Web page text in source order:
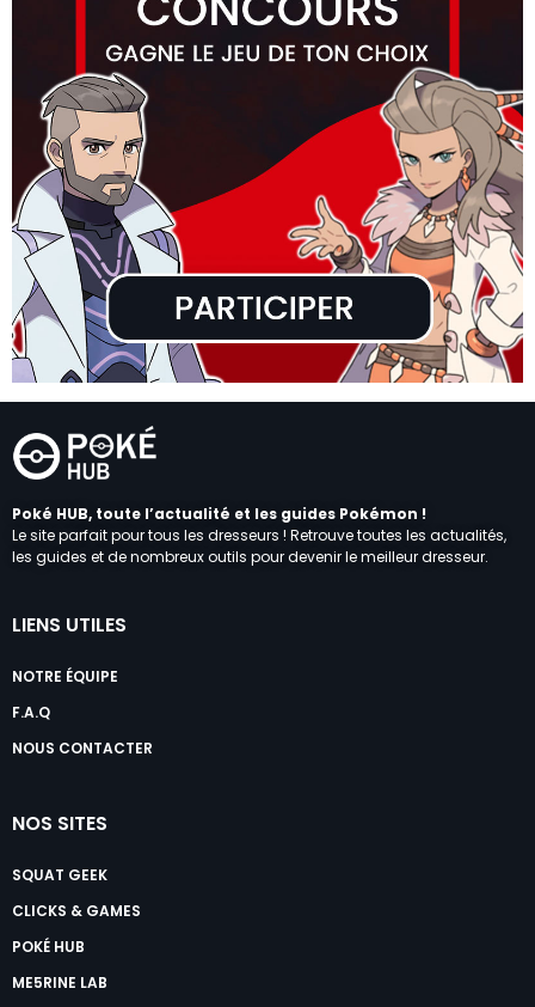
Poké HUB, toute l’actualité et les guides Pokémon !
Le site parfait pour tous les dresseurs ! Retrouve toutes les actualités,
les guides et de nombreux outils pour devenir le meilleur dresseur.
LIENS UTILES
NOTRE ÉQUIPE
F.A.Q
NOUS CONTACTER
NOS SITES
SQUAT GEEK
CLICKS & GAMES
POKÉ HUB
ME5RINE LAB